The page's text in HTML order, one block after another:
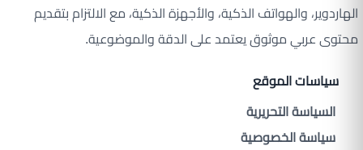
الهاردوير، والهواتف الذكية، والأجهزة الذكية، مع الالتزام بتقديم
محتوى عربي موثوق يعتمد على الدقة والموضوعية.
سياسات الموقع
السياسة التحريرية
سياسة الخصوصية